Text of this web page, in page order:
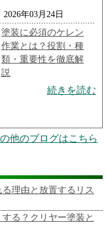
2026年03月24日
塗装に必須のケレン
作業とは？役割・種
類・重要性を徹底解
説
続きを読む
他のブログはこちら
理由と放置するリス
る？クリヤー塗装と